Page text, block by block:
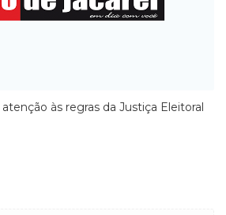
às regras da Justiça Eleitoral